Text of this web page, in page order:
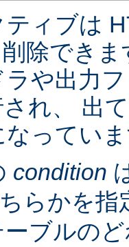
ィブは
除でき
や出力
れ、 出
ってい
condition
らかを指
ブルの